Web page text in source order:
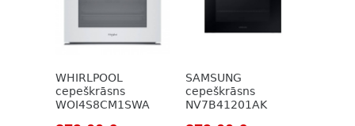
WHIRLPOOL
cepeškrāsns
WOI4S8CM1SWA
SAMSUNG
cepeškrāsns
NV7B41201AK